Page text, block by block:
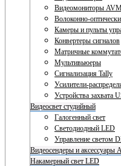
Видеомониторы
Волоконно-
Камеры и пульты
Конвертеры сигналов
Матричные
Мультивьюеры
Сигнализация Tally
Усилители-
Устройства захвата
Видеосвет студийный
Галогенный свет
Светодиодный LED
Управление светом
Видеосендеры и аксессуары
Накамерный свет LED